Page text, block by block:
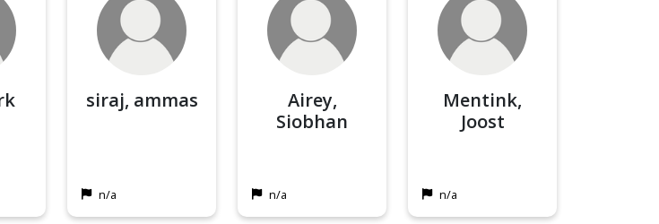
siraj, ammas
n/a
Airey,
Siobhan
n/a
Mentink,
Joost
n/a